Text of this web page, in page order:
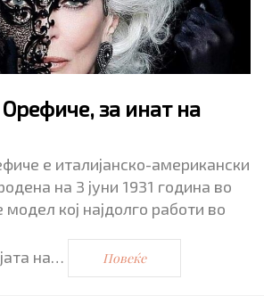
за инат на
е италијанско-американски
на 3 јуни 1931 година во
модел кој најдолго работи во
на… Повеќе